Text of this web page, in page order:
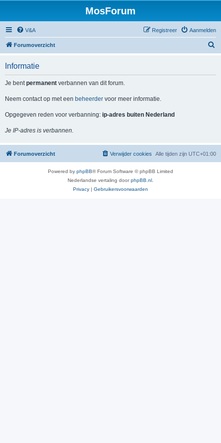
MosForum
V&A Aanmelden
Registreer
Forumoverzicht
Informatie
Je bentpermanent verbannen van dit forum.
Neem contact op met een beheerder voor meer informatie.
Opgegeven reden voor verbanning: ip-adres buiten Nederland
Je IP-adres is verbannen.
Forumoverzicht Alle tijden zijn UTC+01:00
Verwijder cookies
Powered by phpBB® Forum Software © phpBB Limited
Nederlandse vertaling doorphpBB.nl
Privacy | Gebruikersvoorwaarden